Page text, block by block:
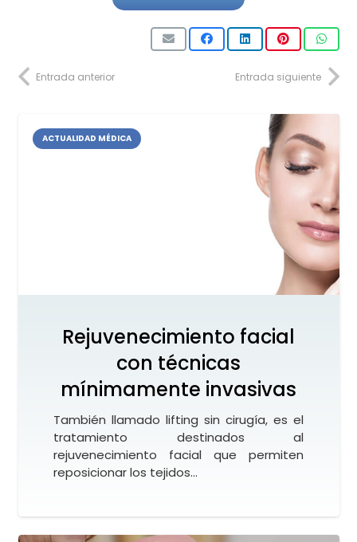
Entrada anterior Entrada siguiente
ACTUALIDAD MÉDICA
Rejuvenecimiento facial
con técnicas
mínimamente invasivas
También llamado lifting sin cirugía, es el
tratamiento destinados al
rejuvenecimiento facial que permiten
reposicionar los tejidos…